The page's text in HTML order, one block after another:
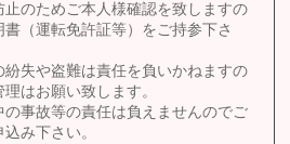
止のためご本人様確認を致しますの
書（運転免許証等）をご持参下さ
紛失や盗難は責任を負いかねますの
はお願い致します。
の事故等の責任は負えませんのでご
み下さい。